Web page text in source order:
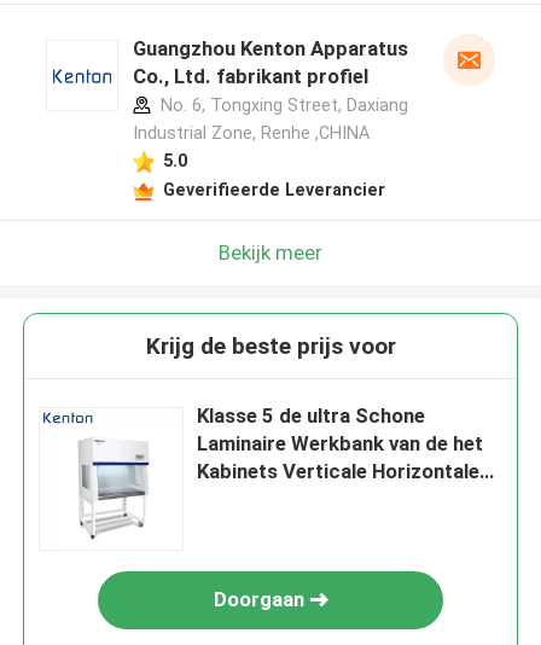
Guangzhou Kenton Apparatus
Co., Ltd. fabrikant profiel
No. 6, Tongxing Street, Daxiang
Industrial Zone, Renhe ,CHINA
5.0
Geverifieerde Leverancier
Bekijk meer
Krijg de beste prijs voor
Klasse 5 de ultra Schone
Laminaire Werkbank van de het
Kabinets Verticale Horizontale
Doorgaan